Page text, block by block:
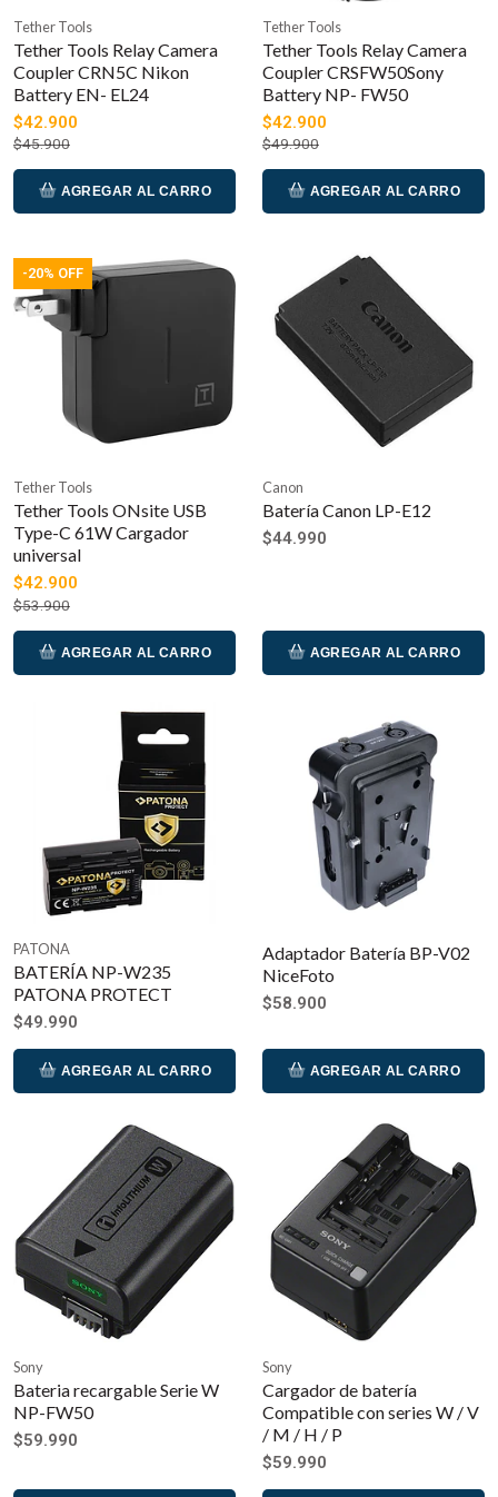
Tether Tools
Tether Tools Relay Camera
Coupler CRN5C Nikon
Battery EN- EL24
$42.900
$45.900
AGREGAR AL CARRO
Tether Tools
Tether Tools Relay Camera
Coupler CRSFW50Sony
Battery NP- FW50
$42.900
$49.900
AGREGAR AL CARRO
-20% OFF
Tether Tools
Tether Tools ONsite USB
Type-C 61W Cargador
universal
$42.900
$53.900
AGREGAR AL CARRO
Canon
Batería Canon LP-E12
$44.990
AGREGAR AL CARRO
PATONA
BATERÍA NP-W235
PATONA PROTECT
$49.990
AGREGAR AL CARRO
Adaptador Batería BP-V02
NiceFoto
$58.900
AGREGAR AL CARRO
Sony
Bateria recargable Serie W
NP-FW50
$59.990
Sony
Cargador de batería
Compatible con series W / V
/ M / H / P
$59.990